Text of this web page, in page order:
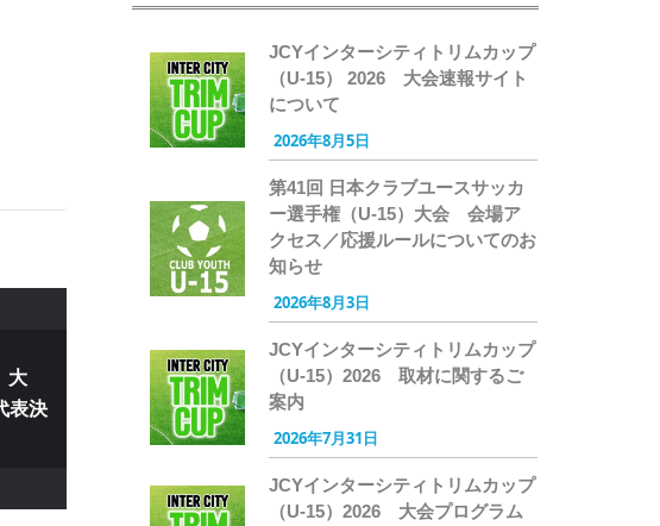
大
表決
JCYインターシティトリムカップ
（U-15） 2026 大会速報サイト
について
2026年8月5日
第41回 日本クラブユースサッカ
ー選手権（U-15）大会 会場ア
クセス／応援ルールについてのお
知らせ
2026年8月3日
JCYインターシティトリムカップ
（U-15）2026 取材に関するご
案内
2026年7月31日
JCYインターシティトリムカップ
（U-15）2026 大会プログラム